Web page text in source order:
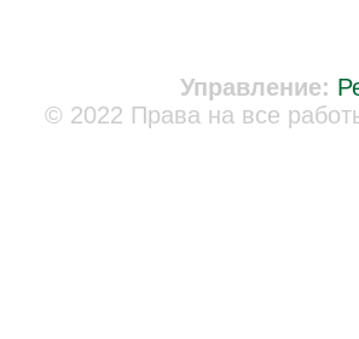
Управление:
© 2022 Права на все